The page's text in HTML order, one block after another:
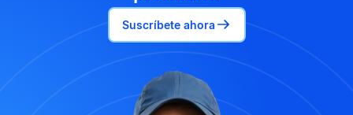
Suscríbete ahora